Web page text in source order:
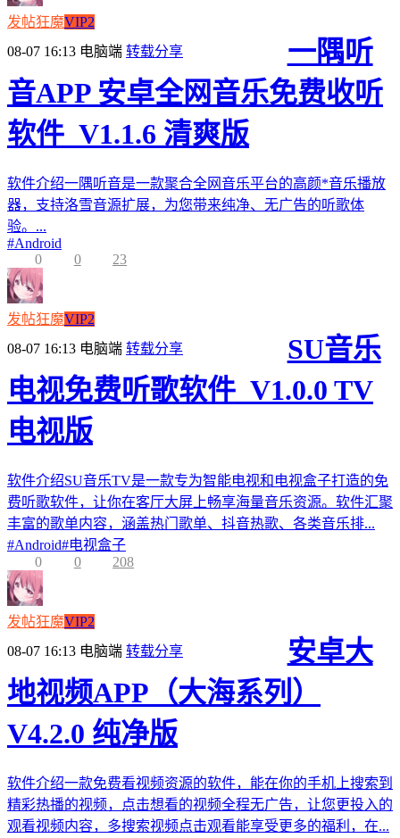
发帖狂魔VIP2
08-07 16:13 电脑端 转载分享
一隅听
音APP 安卓全网音乐免费收听
软件_V1.1.6 清爽版
软件介绍一隅听音是一款聚合全网音乐平台的高颜*音乐播放
器，支持洛雪音源扩展，为您带来纯净、无广告的听歌体
验。...
#Android
0
0 23
发帖狂魔VIP2
08-07 16:13 电脑端 转载分享
SU音乐
电视免费听歌软件_V1.0.0 TV
电视版
软件介绍SU音乐TV是一款专为智能电视和电视盒子打造的免
费听歌软件，让你在客厅大屏上畅享海量音乐资源。软件汇聚
丰富的歌单内容，涵盖热门歌单、抖音热歌、各类音乐排...
#Android#电视盒子
0
0 208
发帖狂魔VIP2
08-07 16:13 电脑端 转载分享
安卓大
地视频APP（大海系列）
V4.2.0 纯净版
软件介绍一款免费看视频资源的软件，能在你的手机上搜索到
精彩热播的视频，点击想看的视频全程无广告，让您更投入的
观看视频内容，多搜索视频点击观看能享受更多的福利，在...